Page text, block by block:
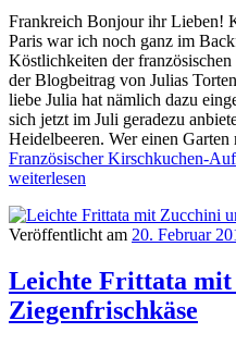
Frankreich Bonjour ihr Lieben!
Paris war ich noch ganz im
Köstlichkeiten der
der Blogbeitrag von Julias
liebe Julia hat nämlich dazu
sich jetzt im Juli geradezu
Heidelbeeren. Wer einen
Französischer Kirschkuchen-
weiterlesen
Veröffentlicht am 20. Februar
Leichte Frittata mit
Ziegenfrischkäse